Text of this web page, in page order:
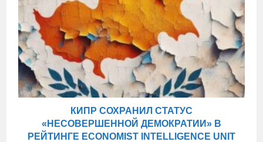
КИПР СОХРАНИЛ СТАТУС
«НЕСОВЕРШЕННОЙ ДЕМОКРАТИИ» В
РЕЙТИНГЕ ECONOMIST INTELLIGENCE UNIT